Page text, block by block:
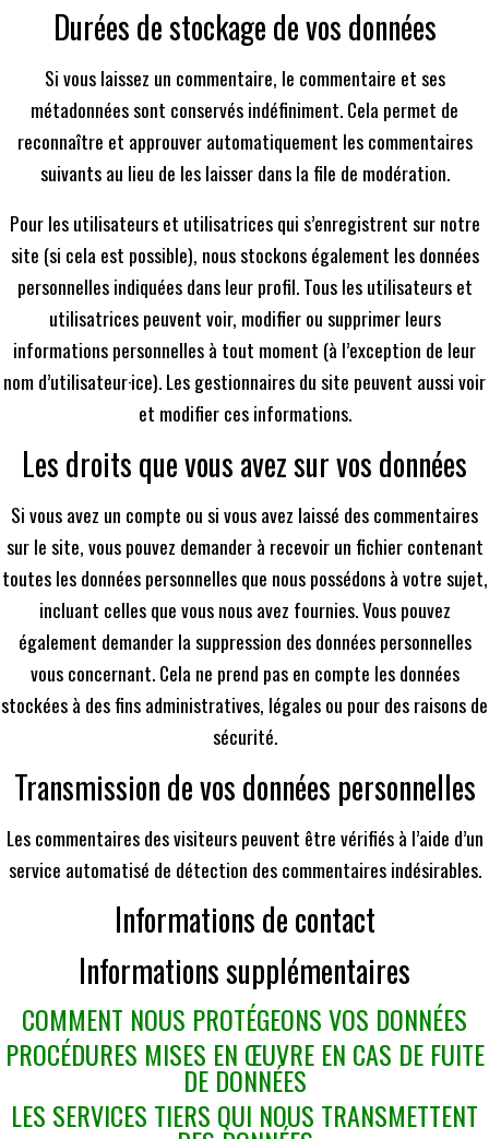
Durées de stockage de vos données
Si vous laissez un commentaire, le commentaire et ses
métadonnées sont conservés indéfiniment. Cela permet de
reconnaître et approuver automatiquement les commentaires
suivants au lieu de les laisser dans la file de modération.
Pour les utilisateurs et utilisatrices qui s’enregistrent sur notre
site (si cela est possible), nous stockons également les données
personnelles indiquées dans leur profil. Tous les utilisateurs et
utilisatrices peuvent voir, modifier ou supprimer leurs
informations personnelles à tout moment (à l’exception de leur
nom d’utilisateur·ice). Les gestionnaires du site peuvent aussi voir
et modifier ces informations.
Les droits que vous avez sur vos données
Si vous avez un compte ou si vous avez laissé des commentaires
sur le site, vous pouvez demander à recevoir un fichier contenant
toutes les données personnelles que nous possédons à votre sujet,
incluant celles que vous nous avez fournies. Vous pouvez
également demander la suppression des données personnelles
vous concernant. Cela ne prend pas en compte les données
stockées à des fins administratives, légales ou pour des raisons de
sécurité.
Transmission de vos données personnelles
Les commentaires des visiteurs peuvent être vérifiés à l’aide d’un
service automatisé de détection des commentaires indésirables.
Informations de contact
Informations supplémentaires
COMMENT NOUS PROTÉGEONS VOS DONNÉES
PROCÉDURES MISES EN ŒUVRE EN CAS DE FUITE
DE DONNÉES
LES SERVICES TIERS QUI NOUS TRANSMETTENT